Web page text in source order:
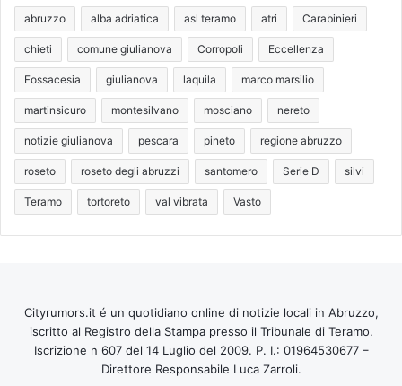
abruzzo alba adriatica asl teramo atri Carabinieri
chieti comune giulianova Corropoli Eccellenza
Fossacesia giulianova laquila marco marsilio
martinsicuro montesilvano mosciano nereto
notizie giulianova pescara pineto regione abruzzo
roseto roseto degli abruzzi santomero Serie D silvi
Teramo tortoreto val vibrata Vasto
Cityrumors.it é un quotidiano online di notizie locali in Abruzzo,
iscritto al Registro della Stampa presso il Tribunale di Teramo.
Iscrizione n 607 del 14 Luglio del 2009. P. I.: 01964530677 –
Direttore Responsabile Luca Zarroli.